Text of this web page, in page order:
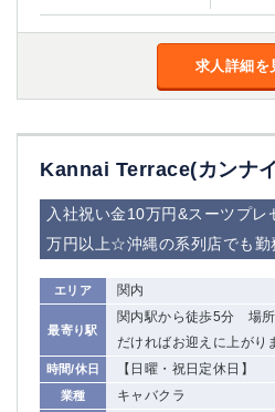
求人詳細を
Kannai Terrace(カンナ
入社祝い金10万円&スーツプ
万円以上☆沖縄の系列店でも
エリア 関内
最寄り駅
関内駅から徒歩5分 場
だければお迎えに上がり
時間/休日 【日曜・祝日定休日】
業種 キャバクラ